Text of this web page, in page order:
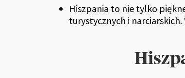
Hiszpania to nie tylko
turystycznych i